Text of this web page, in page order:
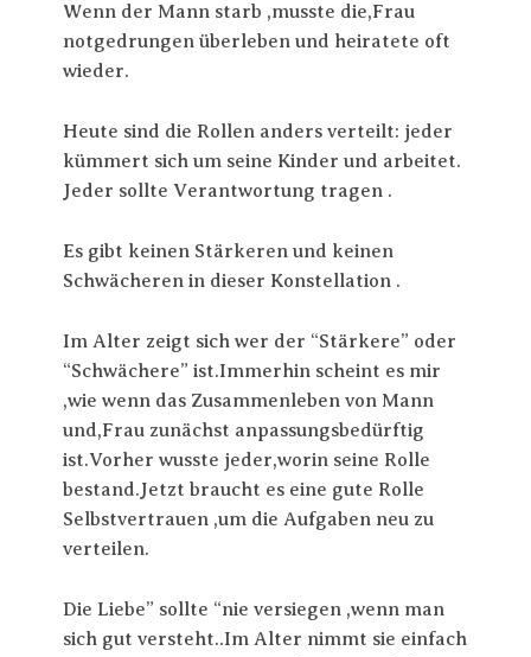
Wenn der Mann starb ,musste die,Frau
notgedrungen überleben und heiratete oft
wieder.
Heute sind die Rollen anders verteilt: jeder
kümmert sich um seine Kinder und arbeitet.
Jeder sollte Verantwortung tragen .
Es gibt keinen Stärkeren und keinen
Schwächeren in dieser Konstellation .
Im Alter zeigt sich wer der “Stärkere” oder
“Schwächere” ist.Immerhin scheint es mir
,wie wenn das Zusammenleben von Mann
und,Frau zunächst anpassungsbedürftig
ist.Vorher wusste jeder,worin seine Rolle
bestand.Jetzt braucht es eine gute Rolle
Selbstvertrauen ,um die Aufgaben neu zu
verteilen.
Die Liebe” sollte “nie versiegen ,wenn man
sich gut versteht..Im Alter nimmt sie einfach